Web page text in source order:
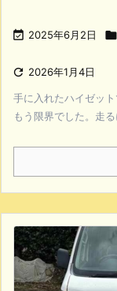
 2025年6月2日 
 2026年1月4日
手に入れたハイゼッ
もう限界でした。走